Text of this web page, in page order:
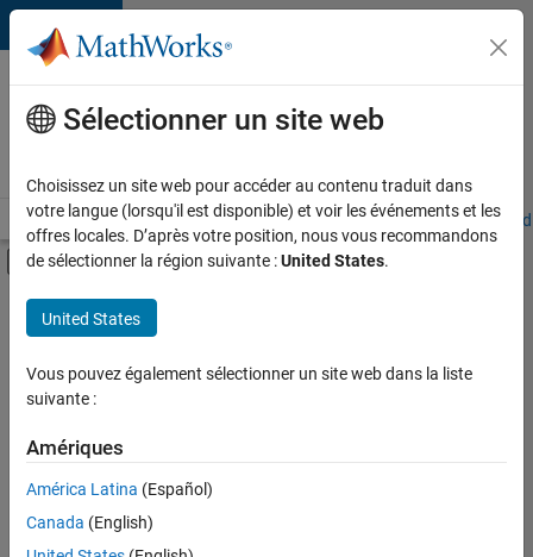
Passer au contenu
Votre
carrière
chez
Accueil Explorer nos opportunités Adresses de nos bureaux
Activer/désactiver l'affichage du menu
Contenu principal
FILTRER PAR
Programme destiné aux nouvelles carrières (EDG)
Globalisation
Ingénierie des processus logiciels
Actuellement,
aucune
offre
Sélectionner un site web
Choisissez un site web pour accéder au contenu traduit dans
votre langue (lorsqu'il est disponible) et voir les événements et les
offres locales. D’après votre position, nous vous recommandons
de sélectionner la région suivante :United States.
United States
Vous pouvez également sélectionner un site web dans la liste
suivante :
Amériques
América Latina (Español)
Canada (English)